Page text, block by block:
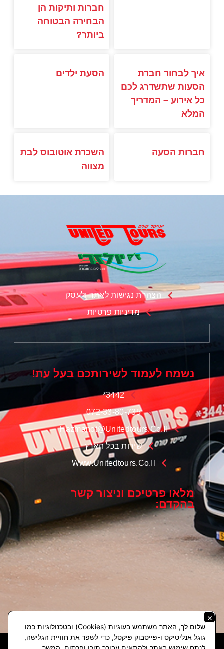
חברות ותיקות הן
הבחירה הבטוחה
ביותר?
איך לבחור חברת
הסעות שתשדרג לכם
כל אירוע – המדריך
המלא
הסעת ילדים
חברות הסעה
השכרת אוטובוס לבת
מצווה
הצהרת נגישות לאתר ולעסק
מדיניות פרטיות
נשמח לעמוד לשירותכם בעל עת!
3442*
072-33-80-735
Hazmanot@unitedtours.co.il
שירות בכל הארץ
Www.unitedtours.co.il
מלאו פרטיכם וניצור קשר
בהקדם:
×
שלום לך, האתר משתמש בעוגיות (Cookies) ובטכנולוגיות כמו
גוגל אנליטיקס ו-פייסבוק פיקסל, כדי לשפר את חוויית הגלישה,